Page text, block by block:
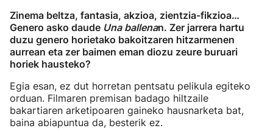
Zinema beltza, fantasia, akzioa, zientzia-fikzioa…
Genero asko daude Una ballenan. Zer jarrera hartu
duzu genero horietako bakoitzaren hitzarmenen
aurrean eta zer baimen eman diozu zeure buruari
horiek hausteko?
Egia esan, ez dut horretan pentsatu pelikula egiteko
orduan. Filmaren premisan badago hiltzaile
bakartiaren arketipoaren gaineko hausnarketa bat,
baina abiapuntua da, besterik ez.